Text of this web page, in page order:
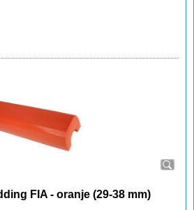
FIA - oranje (29-38 mm)